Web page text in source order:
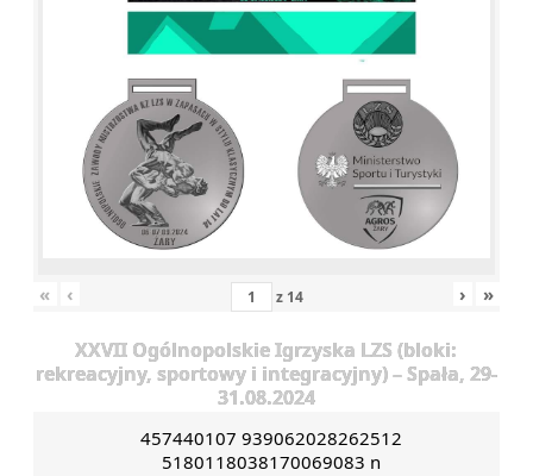
« ‹ z 14 › »
XXVII Ogólnopolskie Igrzyska LZS (bloki:
rekreacyjny, sportowy i integracyjny) – Spała, 29-
31.08.2024
457440107 939062028262512
5180118038170069083 n